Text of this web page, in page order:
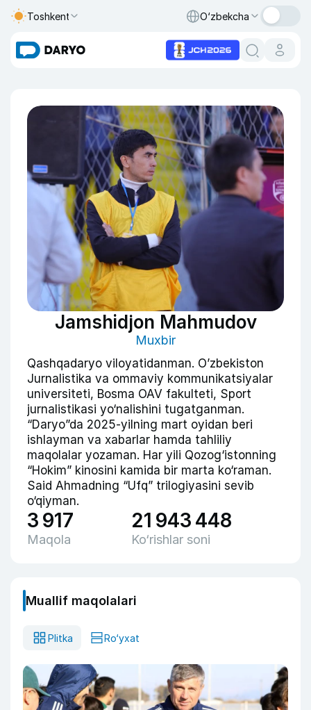
Toshkent O‘zbekcha
Jamshidjon Mahmudov
Muxbir
Qashqadaryo viloyatidanman. O’zbekiston
Jurnalistika va ommaviy kommunikatsiyalar
universiteti, Bosma OAV fakulteti, Sport
jurnalistikasi yo‘nalishini tugatganman.
“Daryo”da 2025-yilning mart oyidan beri
ishlayman va xabarlar hamda tahliliy
maqolalar yozaman. Har yili Qozog‘istonning
“Hokim” kinosini kamida bir marta ko‘raman.
Said Ahmadning “Ufq” trilogiyasini sevib
o‘qiyman.
3 917
Maqola
21 943 448
Ko‘rishlar soni
Muallif maqolalari
Plitka Ro‘yxat